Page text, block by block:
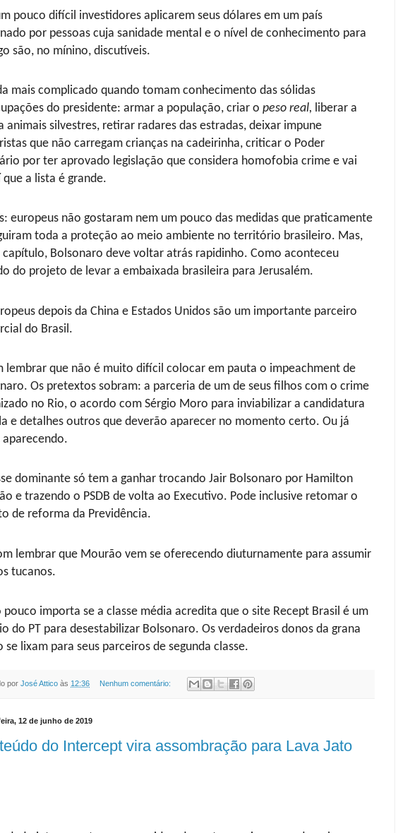
pouco difícil investidores aplicarem seus dólares em um país
por pessoas cuja sanidade mental e o nível de conhecimento para
são, no mínino, discutíveis.
mais complicado quando tomam conhecimento das sólidas
do presidente: armar a população, criar o peso real, liberar a
animais silvestres, retirar radares das estradas, deixar impune
que não carregam crianças na cadeirinha, criticar o Poder
por ter aprovado legislação que considera homofobia crime e vai
que a lista é grande.
europeus não gostaram nem um pouco das medidas que praticamente
toda a proteção ao meio ambiente no território brasileiro. Mas,
capítulo, Bolsonaro deve voltar atrás rapidinho. Como aconteceu
do projeto de levar a embaixada brasileira para Jerusalém.
depois da China e Estados Unidos são um importante parceiro
do Brasil.
lembrar que não é muito difícil colocar em pauta o impeachment de
Os pretextos sobram: a parceria de um de seus filhos com o crime
no Rio, o acordo com Sérgio Moro para inviabilizar a candidatura
e detalhes outros que deverão aparecer no momento certo. Ou já
dominante só tem a ganhar trocando Jair Bolsonaro por Hamilton
e trazendo o PSDB de volta ao Executivo. Pode inclusive retomar o
de reforma da Previdência.
lembrar que Mourão vem se oferecendo diuturnamente para assumir
tucanos.
pouco importa se a classe média acredita que o site Recept Brasil é um
do PT para desestabilizar Bolsonaro. Os verdadeiros donos da grana
se lixam para seus parceiros de segunda classe.
por José Attico às 12:36 Nenhum comentário:
12 de junho de 2019
do Intercept vira assombração para Lava Jato